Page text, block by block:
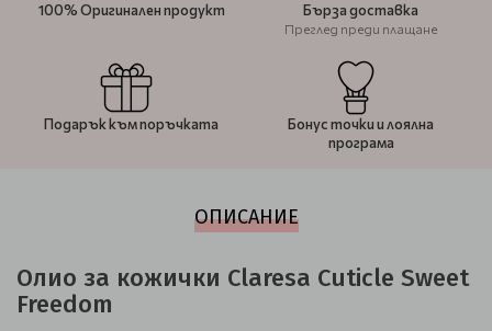
100% Оригинален продукт Бърза доставка
Преглед преди плащане
Подарък към поръчката
Бонус точки и лоялна
програма
ОПИСАНИЕ
Олио за кожички Claresa Cuticle Sweet
Freedom